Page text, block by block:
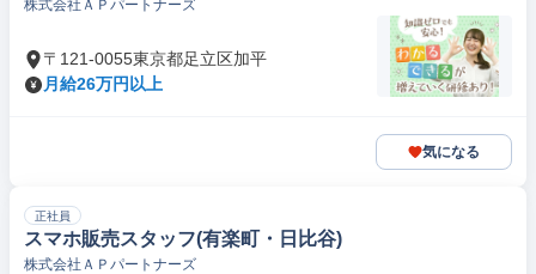
株式会社ＡＰパートナーズ
〒121-0055東京都足立区加平
月給26万円以上
気になる
正社員
スマホ販売スタッフ(有楽町・日比谷)
株式会社ＡＰパートナーズ